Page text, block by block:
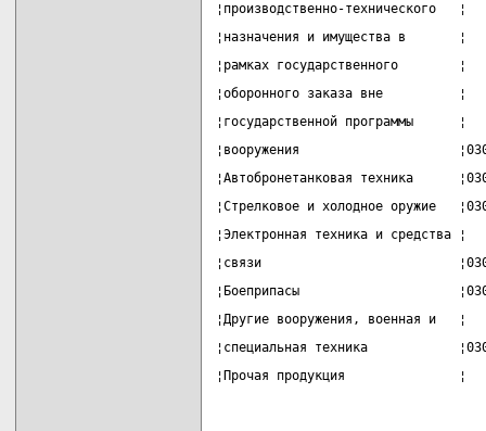
¦производственно-
¦назначения и имущества в
¦рамках государственного
¦оборонного заказа вне
¦государственной
¦вооружения
¦Автобронетанковая техника
¦Стрелковое и холодное оружие
¦Электронная техника и
¦связи
¦Боеприпасы
¦Другие вооружения,
¦специальная техника
¦Прочая продукция